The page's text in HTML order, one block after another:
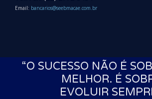
Email: bancarios@seebmacae.com.br
“O SUCESSO NÃO É
MELHOR. É
EVOLUIR